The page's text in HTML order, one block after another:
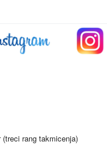
rang takmicenja)